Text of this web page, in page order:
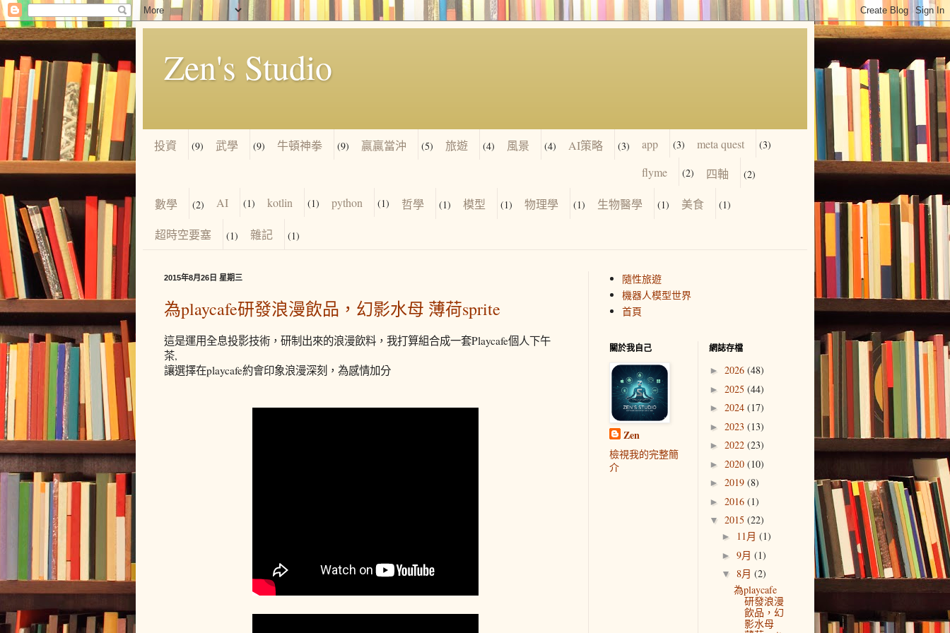
Zen's Studio
投資 (9) 武學 (9) 牛頓神拳 (9) 贏贏當沖 (5) 旅遊 (4) 風景 (4) AI策略 (3) app (3) meta quest (3)
flyme (2) 四軸 (2)
數學 (2) AI (1) kotlin (1) python (1) 哲學 (1) 模型 (1) 物理學 (1) 生物醫學 (1) 美食 (1)
超時空要塞 (1) 雜記 (1)
2015年8月26日 星期三
為playcafe研發浪漫飲品，幻影水母 薄荷sprite
這是運用全息投影技術，研制出來的浪漫飲料，我打算組合成一套Playcafe個人下午
茶,
讓選擇在playcafe約會印象浪漫深刻，為感情加分
隨性旅遊
機器人模型世界
首頁
關於我自己
Zen
檢視我的完整簡
介
網誌存檔
► 2026 (48)
► 2025 (44)
► 2024 (17)
► 2023 (13)
► 2022 (23)
► 2020 (10)
► 2019 (8)
► 2016 (1)
▼ 2015 (22)
► 11月 (1)
► 9月 (1)
▼ 8月 (2)
為playcafe
研發浪漫
飲品，幻
影水母